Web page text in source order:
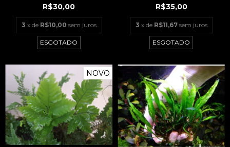
R$30,00
3 x de R$10,00 sem juros
ESGOTADO
R$35,00
3 x de R$11,67 sem juros
ESGOTADO
NOVO